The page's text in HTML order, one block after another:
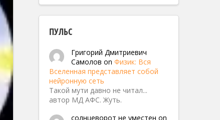
ПУЛЬС
Григорий Дмитриевич
Самолов on Физик: Вся
Вселенная представляет собой
нейронную сеть
Такой мути давно не читал...
автор МД АФС. Жуть.
солнцеворот не уместен on